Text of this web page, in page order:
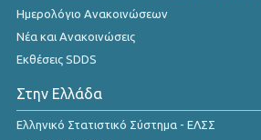
Ημερολόγιο Ανακοινώσεων
Νέα και Ανακοινώσεις
Εκθέσεις SDDS
Στην Ελλάδα
Ελληνικό Στατιστικό Σύστημα - ΕΛΣΣ